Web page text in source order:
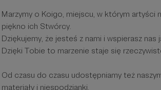
Marzymy o Koigo, miejscu, w którym artyści
piękno ich Stwórcy.
Dziękujemy, że jesteś z nami i wspierasz
Dzięki Tobie to marzenie staje się
Od czasu do czasu udostępniamy też
materiały i niespodzianki,